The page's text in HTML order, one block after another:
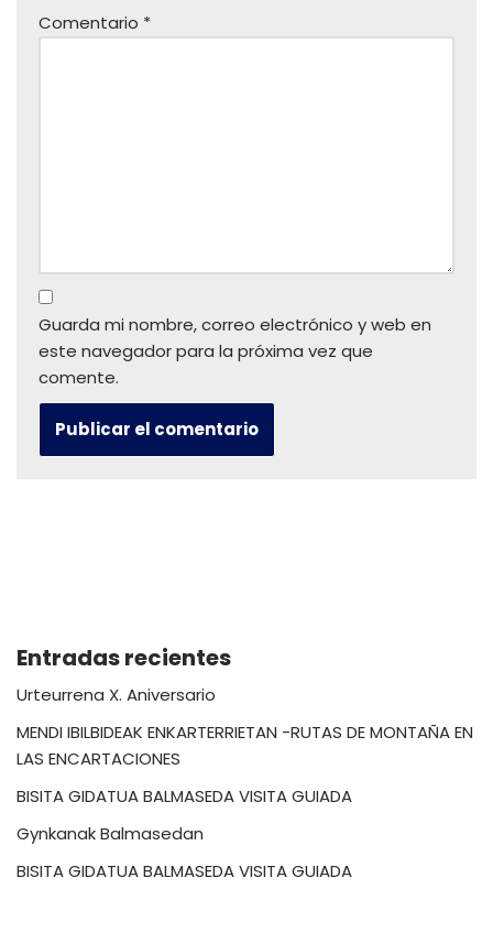
Comentario *
Guarda mi nombre, correo electrónico y web en
este navegador para la próxima vez que
comente.
Entradas recientes
Urteurrena X. Aniversario
MENDI IBILBIDEAK ENKARTERRIETAN -RUTAS DE MONTAÑA EN
LAS ENCARTACIONES
BISITA GIDATUA BALMASEDA VISITA GUIADA
Gynkanak Balmasedan
BISITA GIDATUA BALMASEDA VISITA GUIADA